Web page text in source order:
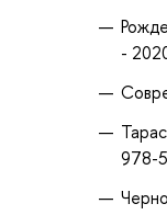
-
978-